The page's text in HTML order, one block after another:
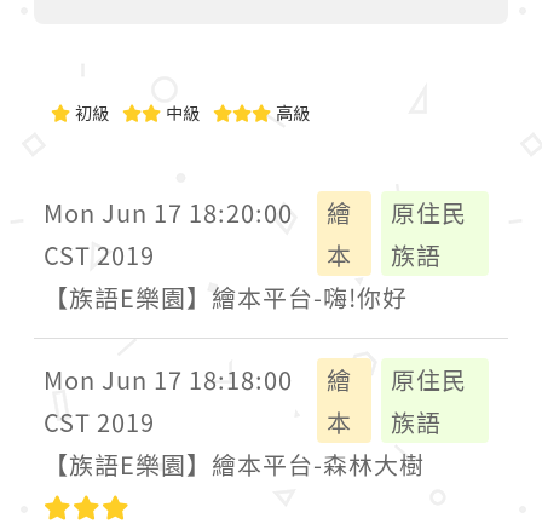
初級 中級 高級
Mon Jun 17 18:20:00
CST 2019
繪
本
原住民
族語
【族語E樂園】繪本平台-嗨!你好
Mon Jun 17 18:18:00
CST 2019
繪
本
原住民
族語
【族語E樂園】繪本平台-森林大樹